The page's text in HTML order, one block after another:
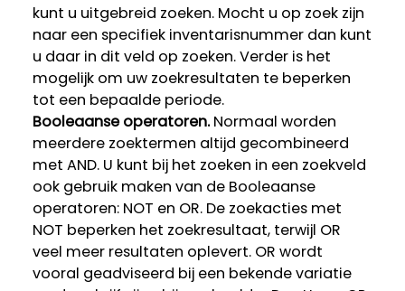
kunt u uitgebreid zoeken. Mocht u op zoek zijn
naar een specifiek inventarisnummer dan kunt
u daar in dit veld op zoeken. Verder is het
mogelijk om uw zoekresultaten te beperken
tot een bepaalde periode.
Booleaanse operatoren.Normaal worden
meerdere zoektermen altijd gecombineerd
met AND. U kunt bij het zoeken in een zoekveld
ook gebruik maken van de Booleaanse
operatoren: NOT en OR. De zoekacties met
NOT beperken het zoekresultaat, terwijl OR
veel meer resultaten oplevert. OR wordt
vooral geadviseerd bij een bekende variatie